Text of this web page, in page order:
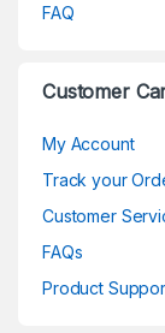
FAQ
Customer
My Account
Track your
Customer
FAQs
Product